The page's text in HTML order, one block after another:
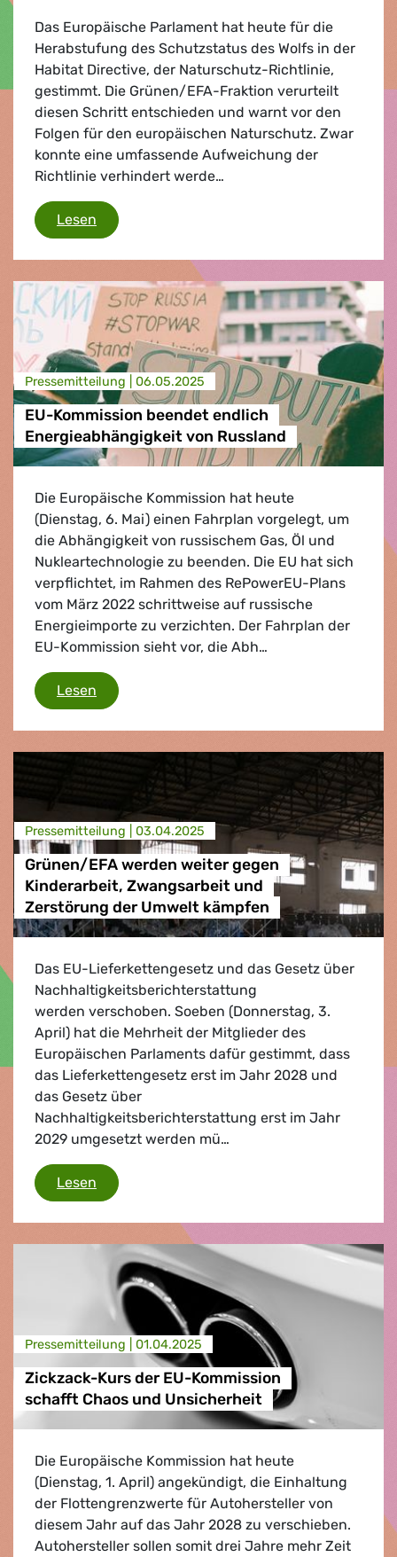
Das Europäische Parlament hat heute für die
Herabstufung des Schutzstatus des Wolfs in der
Habitat Directive, der Naturschutz-Richtlinie,
gestimmt. Die Grünen/EFA-Fraktion verurteilt
diesen Schritt entschieden und warnt vor den
Folgen für den europäischen Naturschutz. Zwar
konnte eine umfassende Aufweichung der
Richtlinie verhindert werde…
Lesen Geschwächter Wolfsschutz ist Populismus
Presse­mitteilung | 06.05.2025
EU-Kommission beendet endlich
Energieabhängigkeit von Russland
Die Europäische Kommission hat heute
(Dienstag, 6. Mai) einen Fahrplan vorgelegt, um
die Abhängigkeit von russischem Gas, Öl und
Nukleartechnologie zu beenden. Die EU hat sich
verpflichtet, im Rahmen des RePowerEU-Plans
vom März 2022 schrittweise auf russische
Energieimporte zu verzichten. Der Fahrplan der
EU-Kommission sieht vor, die Abh…
Lesen EU-Kommission beendet endlich
Presse­mitteilung | 03.04.2025
Grünen/EFA werden weiter gegen
Kinderarbeit, Zwangsarbeit und
Zerstörung der Umwelt kämpfen
Das EU-Lieferkettengesetz und das Gesetz über
Nachhaltigkeitsberichterstattung
werden verschoben. Soeben (Donnerstag, 3.
April) hat die Mehrheit der Mitglieder des
Europäischen Parlaments dafür gestimmt, dass
das Lieferkettengesetz erst im Jahr 2028 und
das Gesetz über
Nachhaltigkeitsberichterstattung erst im Jahr
2029 umgesetzt werden mü…
Lesen Grünen/EFA werden weiter gegen
Presse­mitteilung | 01.04.2025
Zickzack-Kurs der EU-Kommission
schafft Chaos und Unsicherheit
Die Europäische Kommission hat heute
(Dienstag, 1. April) angekündigt, die Einhaltung
der Flottengrenzwerte für Autohersteller von
diesem Jahr auf das Jahr 2028 zu verschieben.
Autohersteller sollen somit drei Jahre mehr Zeit